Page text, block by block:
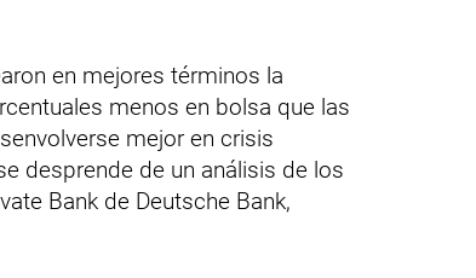
en mejores términos la
menos en bolsa que las
mejor en crisis
desprende de un análisis de los
Bank de Deutsche Bank,